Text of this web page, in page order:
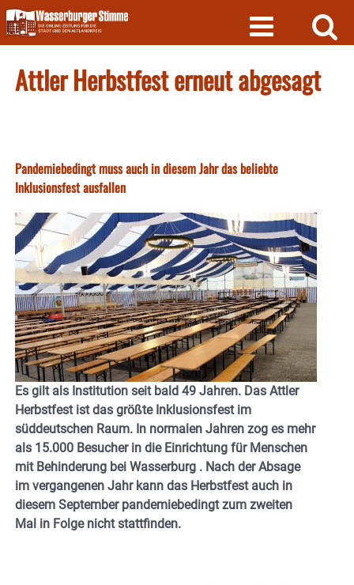
Skip
to
content
Attler Herbstfest erneut abgesagt
Pandemiebedingt muss auch in diesem Jahr das beliebte
Inklusionsfest ausfallen
Es gilt als Institution seit bald 49 Jahren. Das Attler
Herbstfest ist das größte Inklusionsfest im
süddeutschen Raum. In normalen Jahren zog es mehr
als 15.000 Besucher in die Einrichtung für Menschen
mit Behinderung bei Wasserburg . Nach der Absage
im vergangenen Jahr kann das Herbstfest auch in
diesem September pandemiebedingt zum zweiten
Mal in Folge nicht stattfinden.